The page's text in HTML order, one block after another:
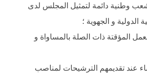
وطنية دائمة لتمثيل المجلس لدى
الدولية و الجهوية ؛
المؤقتة ذات الصلة بالمساواة و
عند تقديمهم الترشيحات لمناصب